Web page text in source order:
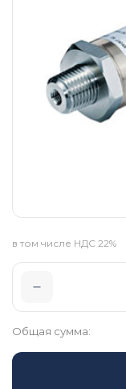
в том числе НДС 22%
Общая сумма: